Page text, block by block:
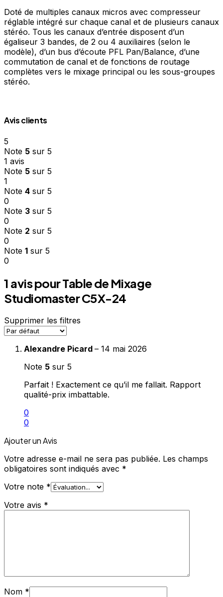
Doté de multiples canaux micros avec compresseur
réglable intégré sur chaque canal et de plusieurs canaux
stéréo. Tous les canaux d’entrée disposent d’un
égaliseur 3 bandes, de 2 ou 4 auxiliaires (selon le
modèle), d’un bus d’écoute PFL Pan/Balance, d’une
commutation de canal et de fonctions de routage
complètes vers le mixage principal ou les sous-groupes
stéréo.
Avis clients
5
Note 5 sur 5
1 avis
Note 5 sur 5
1
Note 4 sur 5
0
Note 3 sur 5
0
Note 2 sur 5
0
Note 1 sur 5
0
1 avis pourTable de Mixage
Studiomaster C5X-24
Supprimer les filtres
Alexandre Picard – 14 mai 2026
Note 5 sur 5
Parfait ! Exactement ce qu’il me fallait. Rapport
qualité-prix imbattable.
0
0
Ajouter un Avis
Votre adresse e-mail ne sera pas publiée. Les champs
obligatoires sont indiqués avec *
Votre note *
Votre avis *
Nom *